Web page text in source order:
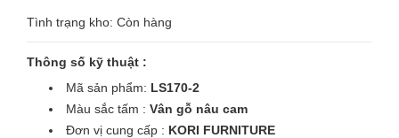
Tình trạng kho: Còn hàng
Thông số kỹ thuật :
Mã sản phẩm: LS170-2
Màu sắc tấm : Vân gỗ nâu cam
Đơn vị cung cấp : KORI FURNITURE